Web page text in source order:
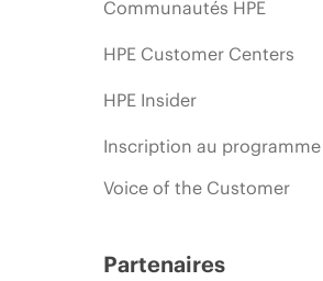
Communautés HPE
HPE Customer Centers
HPE Insider
Inscription au programme
Voice of the Customer
Partenaires